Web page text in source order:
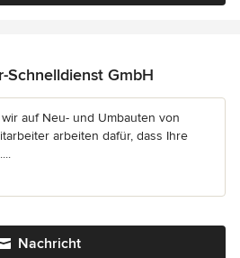
Schnelldienst GmbH
auf Neu- und Umbauten von
arbeiten dafür, dass Ihre
Nachricht